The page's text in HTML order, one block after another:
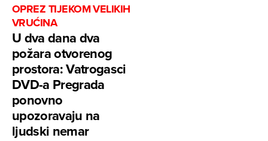
OPREZ TIJEKOM VELIKIH
VRUĆINA
U dva dana dva
požara otvorenog
prostora: Vatrogasci
DVD-a Pregrada
ponovno
upozoravaju na
ljudski nemar